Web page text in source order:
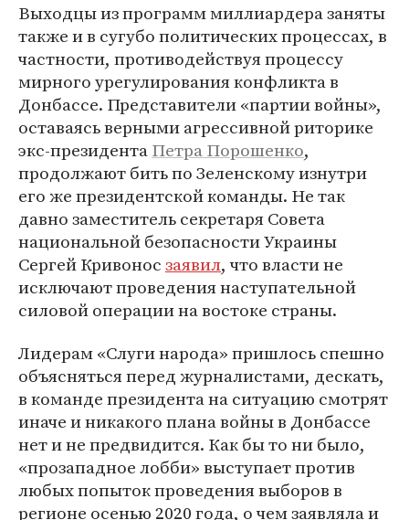
Выходцы из программ миллиардера заняты
также и в сугубо политических процессах, в
частности, противодействуя процессу
мирного урегулирования конфликта в
Донбассе. Представители «партии войны»,
оставаясь верными агрессивной риторике
экс-президентаПетра Порошенко,
продолжают бить по Зеленскому изнутри
его же президентской команды. Не так
давно заместитель секретаря Совета
национальной безопасности Украины
Сергей Кривоносзаявил, что власти не
исключают проведения наступательной
силовой операции на востоке страны.
Лидерам «Слуги народа» пришлось спешно
объясняться перед журналистами, дескать,
в команде президента на ситуацию смотрят
иначе и никакого плана войны в Донбассе
нет и не предвидится. Как бы то ни было,
«прозападное лобби» выступает против
любых попыток проведения выборов в
регионе осенью 2020 года, о чем заявляла и